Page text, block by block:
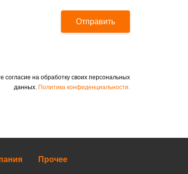
Отправить
согласие на обработку своих персональных
данных. Политика конфиденциальности.
Прочее